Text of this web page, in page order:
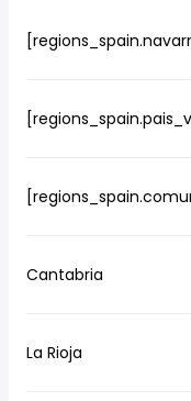
Cantabria
La Rioja